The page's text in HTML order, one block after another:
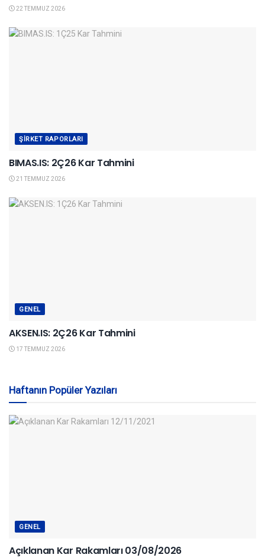
22 TEMMUZ 2026
ŞIRKET RAPORLARI
BIMAS.IS: 2Ç26 Kar Tahmini
21 TEMMUZ 2026
GENEL
AKSEN.IS: 2Ç26 Kar Tahmini
17 TEMMUZ 2026
Haftanın Popüler Yazıları
GENEL
Açıklanan Kar Rakamları 03/08/2026